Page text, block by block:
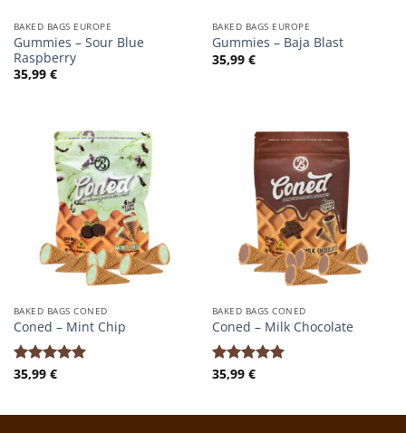
BAKED BAGS EUROPE
Gummies – Sour Blue
Raspberry
35,99 €
BAKED BAGS EUROPE
Gummies – Baja Blast
35,99 €
BAKED BAGS CONED
Coned – Mint Chip
Bewertet
35,99 €
BAKED BAGS CONED
Coned – Milk Chocolate
Bewertet
35,99 €